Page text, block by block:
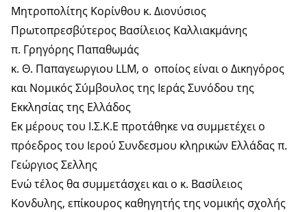
Μητροπολίτης Κορίνθου κ. Διονύσιος
Πρωτοπρεσβύτερος Βασίλειος Καλλιακμάνης
π. Γρηγόρης Παπαθωμάς
κ. Θ. Παπαγεωργιου LLM, ο οποίος είναι ο Δικηγόρος
και Νομικός Σύμβουλος της Ιεράς Συνόδου της
Εκκλησίας της Ελλάδος
Εκ μέρους του Ι.Σ.Κ.Ε προτάθηκε να συμμετέχει ο
πρόεδρος του Ιερού Συνδεσμου κληρικών Ελλάδας π.
Γεώργιος Σελλης
Ενώ τέλος θα συμμετάσχει και ο κ. Βασίλειος
Κονδυλης, επίκουρος καθηγητής της νομικής σχολής